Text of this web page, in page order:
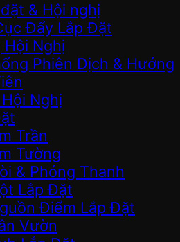
& Hội nghị
Đẩy Lắp Đặt
Hội Nghị
Phiên Dịch & Hướng
Nghị
Trần
Tường
& Phóng Thanh
Lắp Đặt
Điểm Lắp Đặt
Vườn